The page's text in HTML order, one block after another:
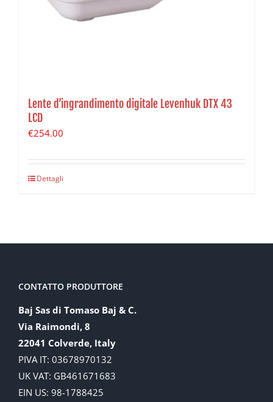
Lente d’ingrandimento digitale Levenhuk DTX 43
LCD
€254.00
Dettagli
CONTATTO PRODUTTORE
Baj Sas di Tomaso Baj & C.
Via Raimondi, 8
22041 Colverde, Italy
PIVA IT: 03678970132
UK VAT: GB461671683
EIN US: 98-1788425